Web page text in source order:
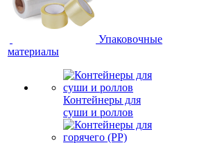
Упаковочные
материалы
Контейнеры для
суши и роллов